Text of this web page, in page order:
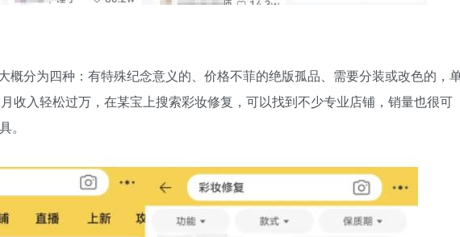
概分为四种：有特殊纪念意义的、价格不菲的绝版孤品、需要分装或改色的，
收入轻松过万，在某宝上搜索彩妆修复，可以找到不少专业店铺，销量也很可
。